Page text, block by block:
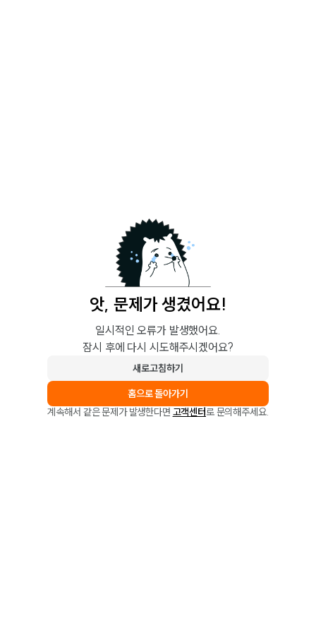
앗, 문제가 생겼어요!
일시적인 오류가 발생했어요.
잠시 후에 다시 시도해주시겠어요?
새로고침하기
홈으로 돌아가기
계속해서 같은 문제가 발생한다면 고객센터로 문의해주세요.